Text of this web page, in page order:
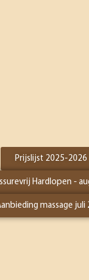
Prijslijst 2025-2026
Hardlopen -
massage juli